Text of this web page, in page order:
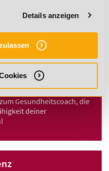
Details anzeigen
Gesundheitscoach, die
deiner